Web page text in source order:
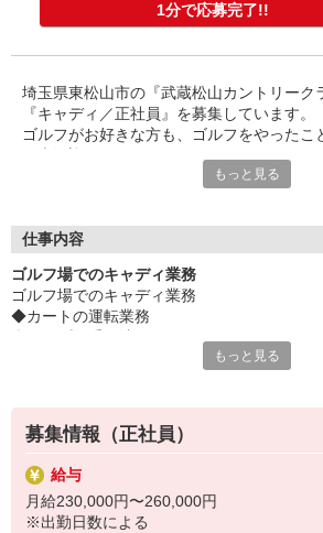
1分で応募完了!!
埼玉県東松山市の『武蔵松山カントリーク
『キャディ／正社員』を募集しています。
ゴルフがお好きな方も、ゴルフをやったこ
自然豊かなゴルフ場で季節を感じながら、
未経験からのチャレンジ大歓迎！
ださい。
もちろん新人さんのフォローは欠かしませ
まずは一つずつしっかりと覚えていきまし
ご応募お待ちしております！
もっと見る
仕事内容
ゴルフ場でのキャディ業務
ゴルフ場でのキャディ業務
◆カートの運転業務
もっと見る
募集情報（正社員）
給与
月給230,000円〜260,000円
※出勤日数による